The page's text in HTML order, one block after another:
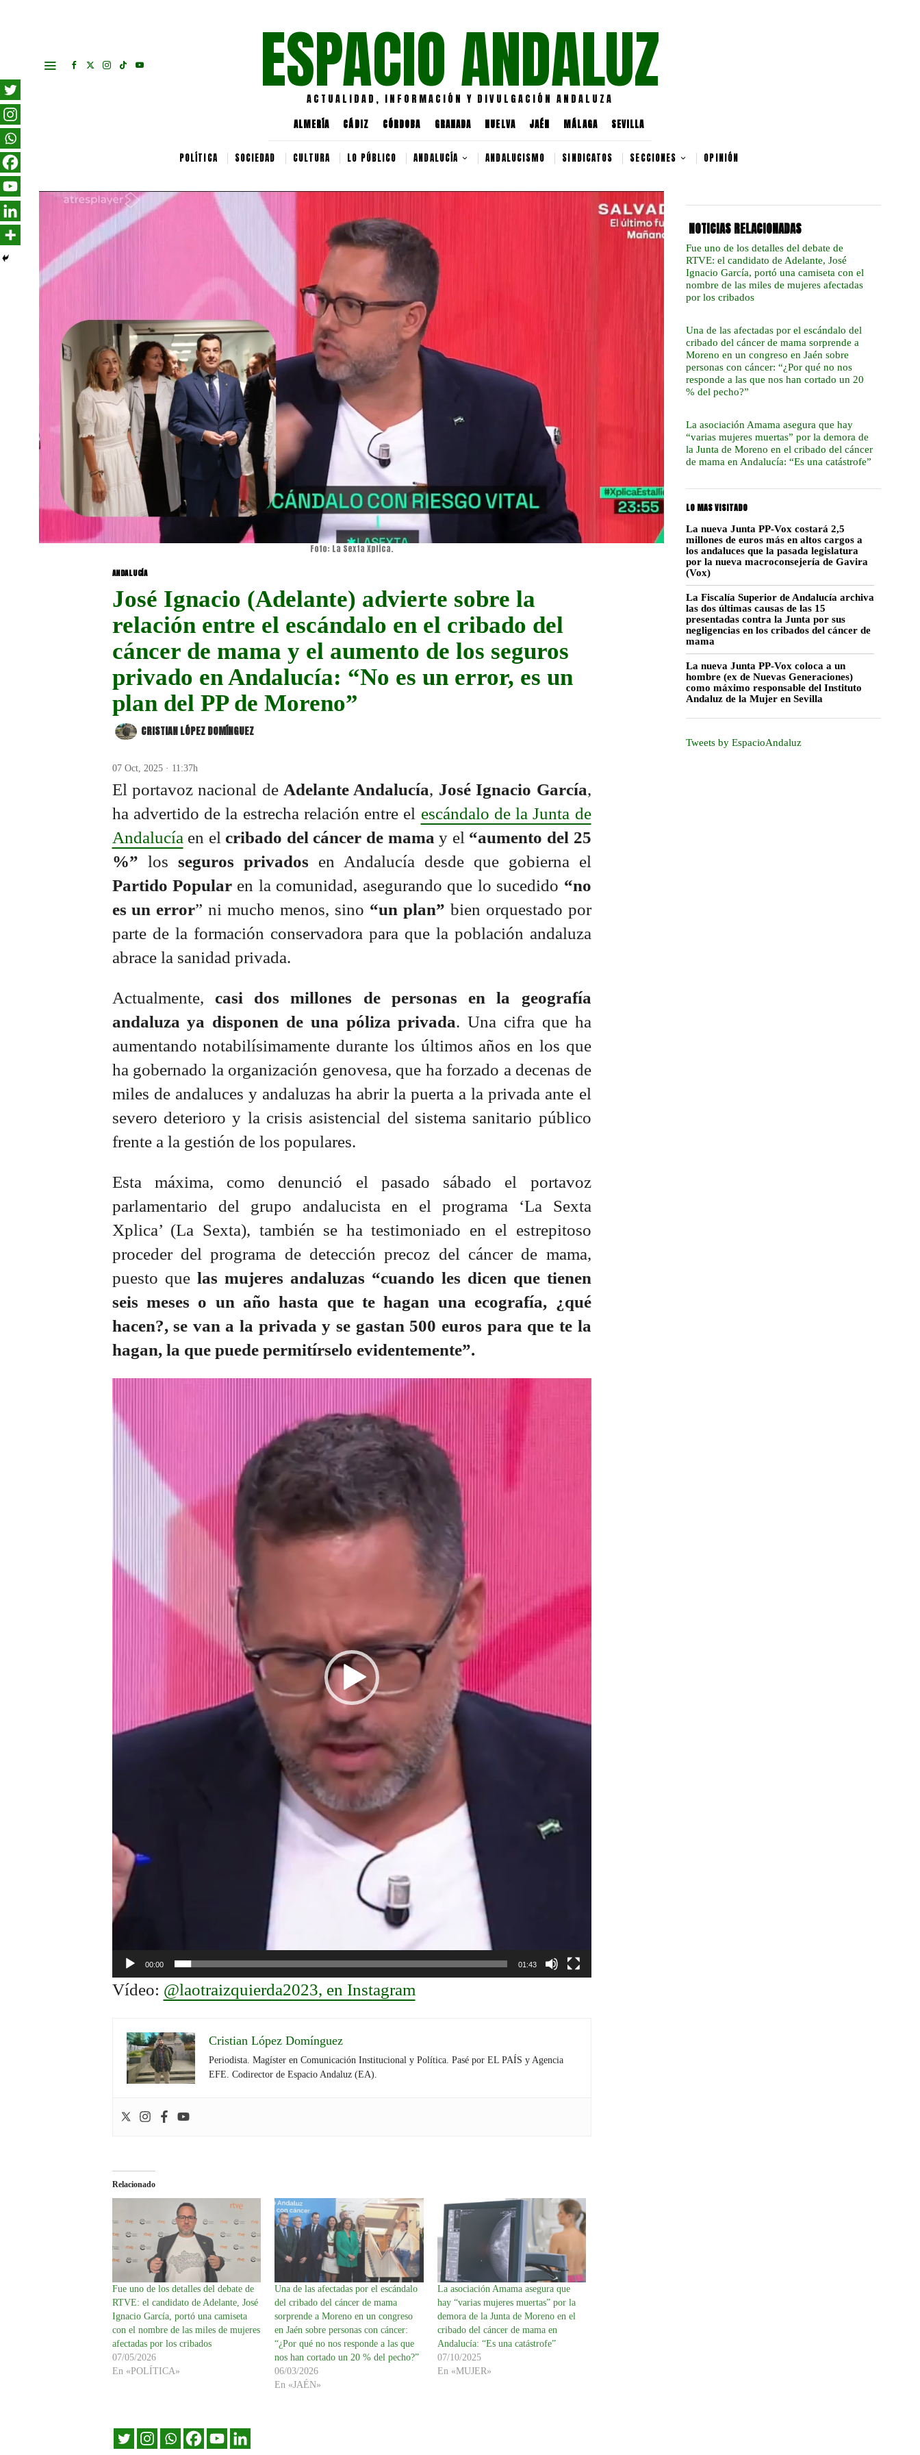
ESPACIO ANDALUZ
ACTUALIDAD, INFORMACIÓN Y DIVULGACIÓN ANDALUZA
ALMERÍA CÁDIZ CÓRDOBA GRANADA HUELVA JAÉN MÁLAGA SEVILLA
POLÍTICA SOCIEDAD CULTURA LO PÚBLICO ANDALUCÍA ANDALUCISMO SINDICATOS SECCIONES OPINIÓN
Foto: La Sexta Xplica.
ANDALUCÍA
José Ignacio (Adelante) advierte sobre la
relación entre el escándalo en el cribado del
cáncer de mama y el aumento de los seguros
privado en Andalucía: “No es un error, es un
plan del PP de Moreno”
CRISTIAN LÓPEZ DOMÍNGUEZ
07 Oct, 2025 · 11:37h
El portavoz nacional de Adelante Andalucía, José Ignacio García,
ha advertido de la estrecha relación entre el escándalo de la Junta de
Andalucía en elcribado del cáncer de mama y el “aumento del 25
%” los seguros privados en Andalucía desde que gobierna el
Partido Popularen la comunidad, asegurando que lo sucedido “no
es un error” ni mucho menos, sino “un plan” bien orquestado por
parte de la formación conservadora para que la población andaluza
abrace la sanidad privada.
Actualmente, casi dos millones de personas en la geografía
andaluza ya disponen de una póliza privada. Una cifra que ha
aumentando notabilísimamente durante los últimos años en los que
ha gobernado la organización genovesa, que ha forzado a decenas de
miles de andaluces y andaluzas ha abrir la puerta a la privada ante el
severo deterioro y la crisis asistencial del sistema sanitario público
frente a la gestión de los populares.
Esta máxima, como denunció el pasado sábado el portavoz
parlamentario del grupo andalucista en el programa ‘La Sexta
Xplica’ (La Sexta), también se ha testimoniado en el estrepitoso
proceder del programa de detección precoz del cáncer de mama,
puesto que las mujeres andaluzas “cuando les dicen que tienen
seis meses o un año hasta que te hagan una ecografía, ¿qué
hacen?, se van a la privada y se gastan 500 euros para que te la
hagan, la que puede permitírselo evidentemente”.
de
vídeo
00:00 01:43
Vídeo: @laotraizquierda2023, en Instagram
Cristian López Domínguez
Periodista. Magíster en Comunicación Institucional y Política. Pasé por EL PAÍS y Agencia
EFE. Codirector de Espacio Andaluz (EA).
Relacionado
Fue uno de los detalles del debate de
RTVE: el candidato de Adelante, José
Ignacio García, portó una camiseta
con el nombre de las miles de mujeres
afectadas por los cribados
07/05/2026
En «POLÍTICA»
Una de las afectadas por el escándalo
del cribado del cáncer de mama
sorprende a Moreno en un congreso
en Jaén sobre personas con cáncer:
“¿Por qué no nos responde a las que
nos han cortado un 20 % del pecho?”
06/03/2026
En «JAÉN»
La asociación Amama asegura que
hay “varias mujeres muertas” por la
demora de la Junta de Moreno en el
cribado del cáncer de mama en
Andalucía: “Es una catástrofe”
07/10/2025
En «MUJER»
NOTICIAS RELACIONADAS
Fue uno de los detalles del debate de
RTVE: el candidato de Adelante, José
Ignacio García, portó una camiseta con el
nombre de las miles de mujeres afectadas
por los cribados
Una de las afectadas por el escándalo del
cribado del cáncer de mama sorprende a
Moreno en un congreso en Jaén sobre
personas con cáncer: “¿Por qué no nos
responde a las que nos han cortado un 20
% del pecho?”
La asociación Amama asegura que hay
“varias mujeres muertas” por la demora de
la Junta de Moreno en el cribado del cáncer
de mama en Andalucía: “Es una catástrofe”
LO MAS VISITADO
La nueva Junta PP-Vox costará 2,5
millones de euros más en altos cargos a
los andaluces que la pasada legislatura
por la nueva macroconsejería de Gavira
(Vox)
La Fiscalía Superior de Andalucía archiva
las dos últimas causas de las 15
presentadas contra la Junta por sus
negligencias en los cribados del cáncer de
mama
La nueva Junta PP-Vox coloca a un
hombre (ex de Nuevas Generaciones)
como máximo responsable del Instituto
Andaluz de la Mujer en Sevilla
Tweets by EspacioAndaluz